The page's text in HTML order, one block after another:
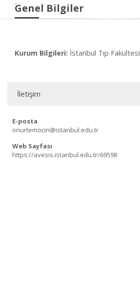
Genel Bilgiler
Kurum Bilgileri: İstanbul Tıp Fakültesi
İletişim
E-posta
onurtemocin@istanbul.edu.tr
Web Sayfası
https://avesis.istanbul.edu.tr/69598